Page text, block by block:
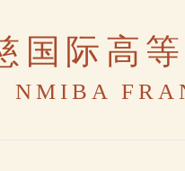
国际高
NMIBA